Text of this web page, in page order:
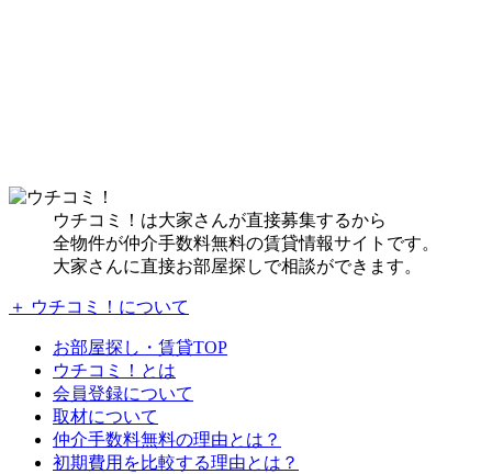
ウチコミ！は大家さんが直接募集するから
全物件が仲介手数料無料の賃貸情報サイトです。
大家さんに直接お部屋探しで相談ができます。
＋ ウチコミ！について
お部屋探し・賃貸TOP
ウチコミ！とは
会員登録について
取材について
仲介手数料無料の理由とは？
初期費用を比較する理由とは？